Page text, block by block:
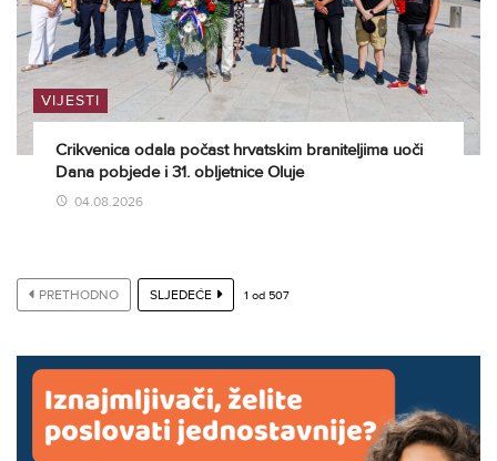
VIJESTI
Crikvenica odala počast hrvatskim braniteljima uoči
Dana pobjede i 31. obljetnice Oluje
04.08.2026
PRETHODNO SLJEDEĆE 1 od 507